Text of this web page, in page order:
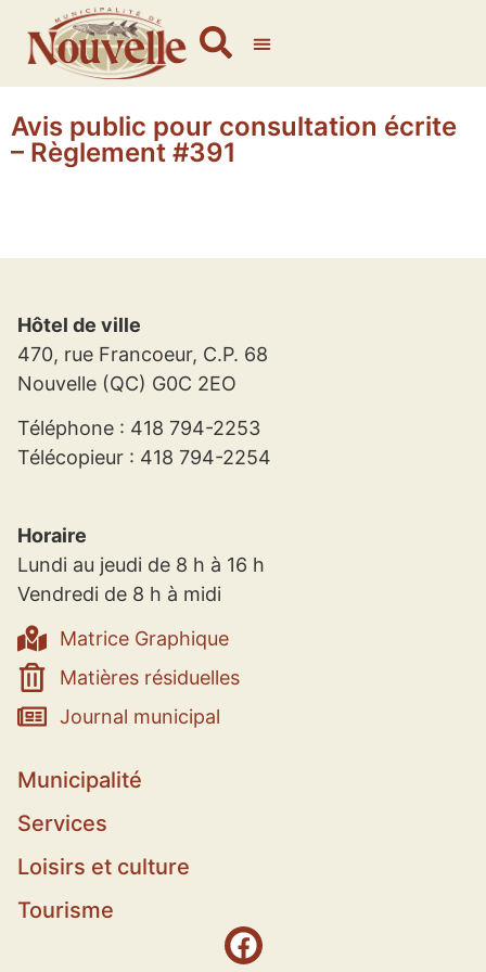
Avis public pour consultation écrite
– Règlement #391
Hôtel de ville
470, rue Francoeur, C.P. 68
Nouvelle (QC) G0C 2EO
Téléphone : 418 794-2253
Télécopieur : 418 794-2254
Horaire
Lundi au jeudi de 8 h à 16 h
Vendredi de 8 h à midi
Matrice Graphique
Matières résiduelles
Journal municipal
Municipalité
Services
Loisirs et culture
Tourisme